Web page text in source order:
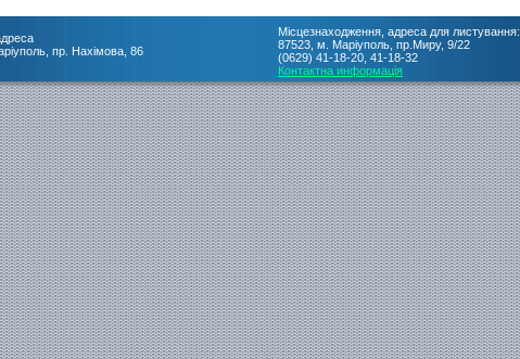
пр. Нахімова, 86
Місцезнаходження, адреса для листування:
87523, м. Маріуполь, пр.Миру, 9/22
(0629) 41-18-20, 41-18-32
Контактна информація